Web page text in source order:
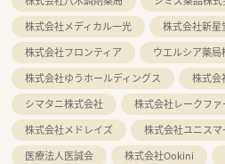
株式会社メディカル一光
株式会社新星
株式会社フロンティア
ウエルシア薬局
株式会社ゆうホールディングス
株式会
シマタニ株式会社
株式会社レークファ
株式会社メドレイズ
株式会社ユニスマ
医療法人医誠会
株式会社Ookini